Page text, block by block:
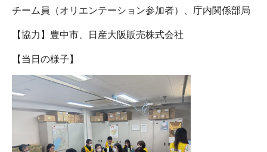
チーム員（オリエンテーション参加者）、庁内関係部局
【協力】豊中市、日産大阪販売株式会社
【当日の様子】